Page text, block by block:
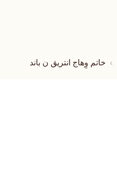
خاتم وِهاج انتريق ن باند